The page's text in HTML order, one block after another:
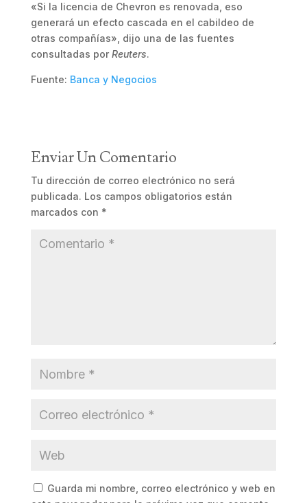
«Si la licencia de Chevron es renovada, eso
generará un efecto cascada en el cabildeo de
otras compañías», dijo una de las fuentes
consultadas por Reuters.
Fuente: Banca y Negocios
Enviar Un Comentario
Tu dirección de correo electrónico no será
publicada. Los campos obligatorios están
marcados con *
Guarda mi nombre, correo electrónico y web en